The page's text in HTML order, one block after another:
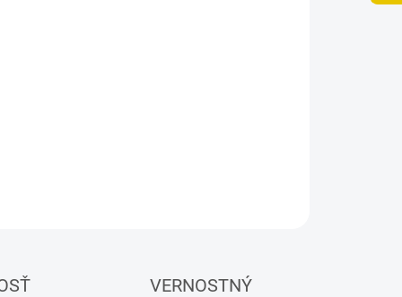
VERNOSTNÝ